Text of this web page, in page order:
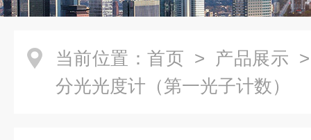
当前位置： 首页 > 产品展示
分光光度计（第一光子计数）